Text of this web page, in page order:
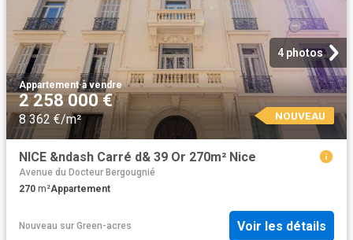
4 photos
Appartement·à vendre
2 258 000 €
8 362 €/m² NOUVEAU
NICE &ndash Carré d& 39 Or 270m² Nice
Avenue du Docteur Bergougnié
270 m²Appartement
Nouveau sur Green-acres Voir les détails